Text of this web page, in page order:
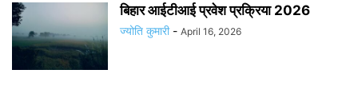
बिहार आईटीआई प्रवेश प्रक्रिया 2026
ज्योति कुमारी - April 16, 2026